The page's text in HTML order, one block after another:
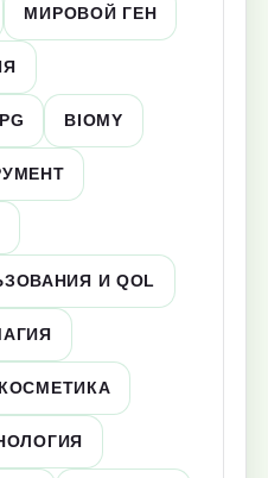
МИРОВОЙ ГЕН
BIOMY
И QOL
КОСМЕТИКА